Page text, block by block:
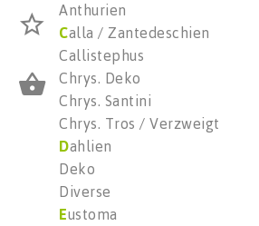
Anthurien
Calla / Zantedeschien
Callistephus
Chrys. Deko
Chrys. Santini
Chrys. Tros / Verzweigt
Dahlien
Deko
Diverse
Eustoma